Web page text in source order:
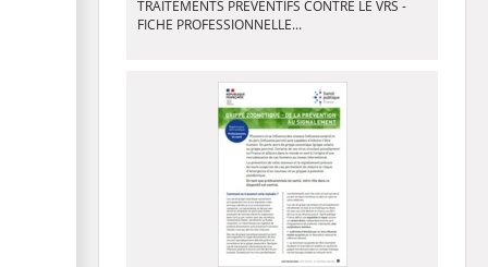
TRAITEMENTS PRÉVENTIFS CONTRE LE VRS -
FICHE PROFESSIONNELLE...